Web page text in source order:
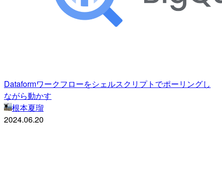
Dataformワークフローをシェルスクリプトでポーリングし
ながら動かす
根本夏瑠
2024.06.20